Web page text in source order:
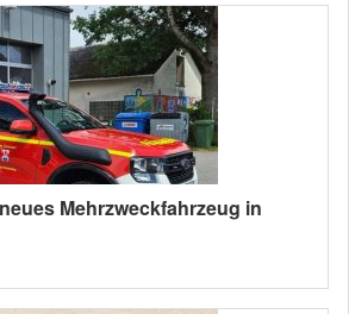
Mehrzweckfahrzeug in